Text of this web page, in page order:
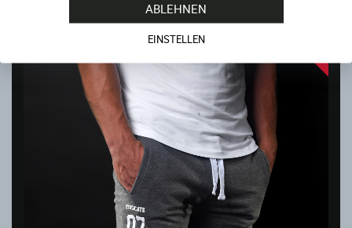
ABLEHNEN
EINSTELLEN